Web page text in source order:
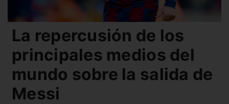
La repercusión de los
principales medios del
mundo sobre la salida de
Messi